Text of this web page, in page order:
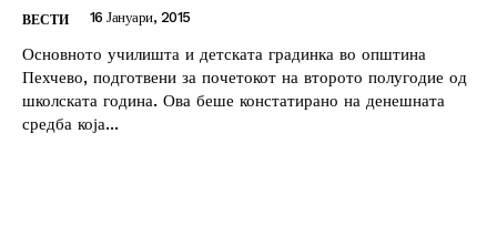
ВЕСТИ 16 Јануари, 2015
Основното училишта и детската градинка во општина
Пехчево, подготвени за почетокот на второто полугодие од
школската година. Ова беше констатирано на денешната
средба која...